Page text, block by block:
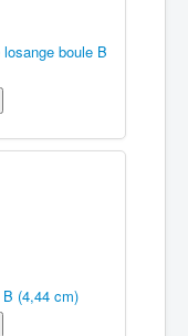
boule B
(4,44 cm)